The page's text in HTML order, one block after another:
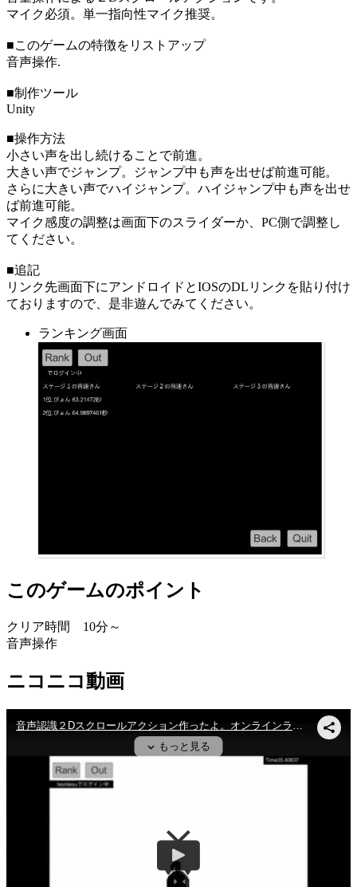
マイク必須。単一指向性マイク推奨。
■このゲームの特徴をリストアップ
音声操作.
■制作ツール
Unity
■操作方法
小さい声を出し続けることで前進。
大きい声でジャンプ。ジャンプ中も声を出せば前進可能。
さらに大きい声でハイジャンプ。ハイジャンプ中も声を出せ
ば前進可能。
マイク感度の調整は画面下のスライダーか、PC側で調整し
てください。
■追記
リンク先画面下にアンドロイドとIOSのDLリンクを貼り付け
ておりますので、是非遊んでみてください。
ランキング画面
このゲームのポイント
クリア時間 10分～
音声操作
ニコニコ動画